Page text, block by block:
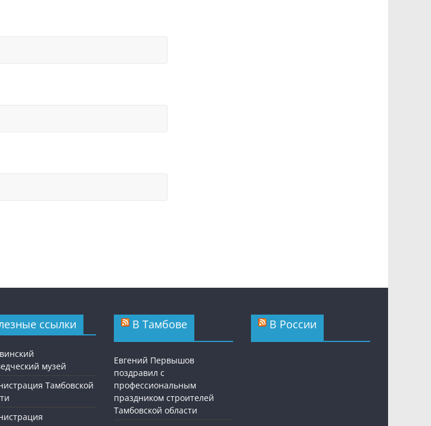
ссылки
музей
Тамбовской
В Тамбове
Евгений Первышов
поздравил с
профессиональным
праздником строителей
Тамбовской области
В России